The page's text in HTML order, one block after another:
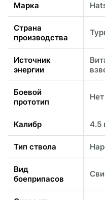
Марка
Страна
производства
Источник
энергии
Боевой
прототип
Нет
Калибр 4.5
Тип ствола
Вид
боеприпасов